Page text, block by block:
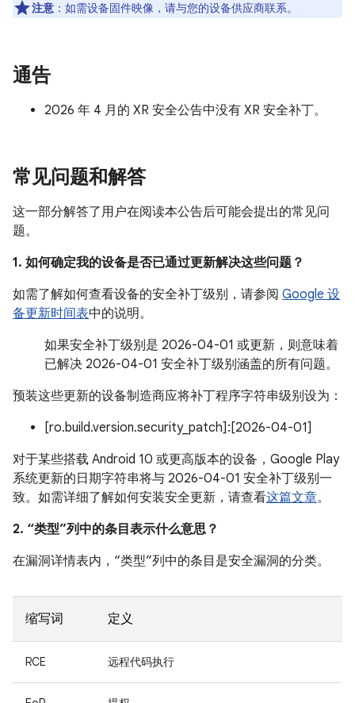
注意 ：如需设备固件映像，请与您的设备供应商联系。
通告
2026 年 4 月的 XR 安全公告中没有 XR 安全补丁。
常见问题和解答
这一部分解答了用户在阅读本公告后可能会提出的常见问
题。
1. 如何确定我的设备是否已通过更新解决这些问题？
如需了解如何查看设备的安全补丁级别，请参阅 Google 设
备更新时间表中的说明。
如果安全补丁级别是 2026-04-01 或更新，则意味着
已解决 2026-04-01 安全补丁级别涵盖的所有问题。
预装这些更新的设备制造商应将补丁程序字符串级别设为：
[ro.build.version.security_patch]:[2026-04-01]
对于某些搭载 Android 10 或更高版本的设备，Google Play
系统更新的日期字符串将与 2026-04-01 安全补丁级别一
致。如需详细了解如何安装安全更新，请查看这篇文章。
2. “类型”列中的条目表示什么意思？
在漏洞详情表内，“类型”列中的条目是安全漏洞的分类。
缩写词 定义
RCE 远程代码执行